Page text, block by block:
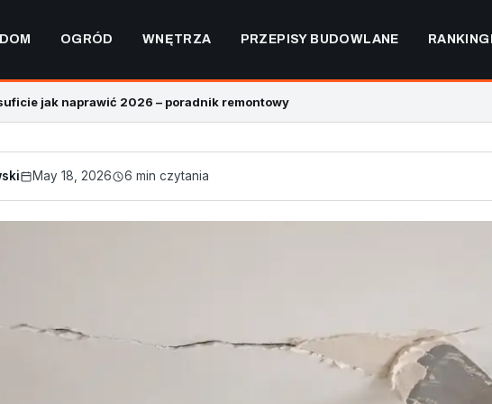
DOM OGRÓD WNĘTRZA PRZEPISY BUDOWLANE
jak naprawić 2026 – poradnik remontowy
May 18, 2026 6 min czytania